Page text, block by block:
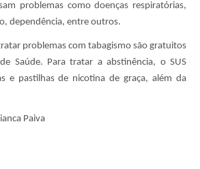
problemas como doenças respiratórias,
dependência, entre outros.
problemas com tabagismo são gratuitos
Saúde. Para tratar a abstinência, o SUS
e pastilhas de nicotina de graça, além da
Paiva